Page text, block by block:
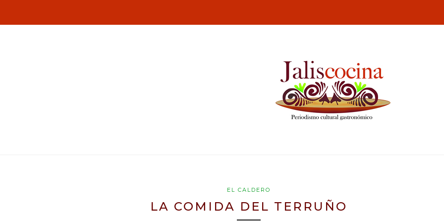
EL CALDERO
LA COMIDA DEL TERRUÑO